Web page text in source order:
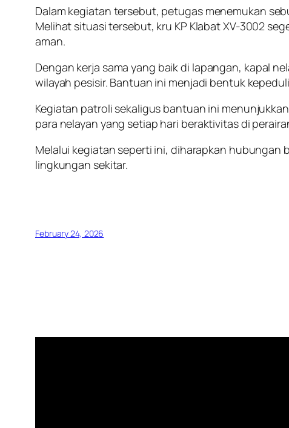
Dalam kegiatan tersebut, petugas menemukan
Melihat situasi tersebut, kru KP Klabat XV-3002
aman.
Dengan kerja sama yang baik di lapangan, kapal
wilayah pesisir. Bantuan ini menjadi bentuk
Kegiatan patroli sekaligus bantuan ini
para nelayan yang setiap hari beraktivitas di
Melalui kegiatan seperti ini, diharapkan hubungan
lingkungan sekitar.
February 24, 2026